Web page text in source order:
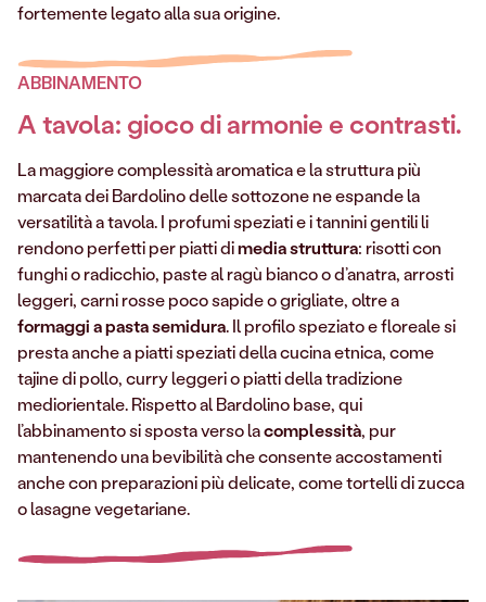
fortemente legato alla sua origine.
ABBINAMENTO
A tavola: gioco di armonie e contrasti.
La maggiore complessità aromatica e la struttura più
marcata dei Bardolino delle sottozone ne espande la
versatilità a tavola. I profumi speziati e i tannini gentili li
rendono perfetti per piatti dimedia struttura: risotti con
funghi o radicchio, paste al ragù bianco o d’anatra, arrosti
leggeri, carni rosse poco sapide o grigliate, oltre a
formaggi a pasta semidura. Il profilo speziato e floreale si
presta anche a piatti speziati della cucina etnica, come
tajine di pollo, curry leggeri o piatti della tradizione
mediorientale. Rispetto al Bardolino base, qui
l’abbinamento si sposta verso lacomplessità, pur
mantenendo una bevibilità che consente accostamenti
anche con preparazioni più delicate, come tortelli di zucca
o lasagne vegetariane.